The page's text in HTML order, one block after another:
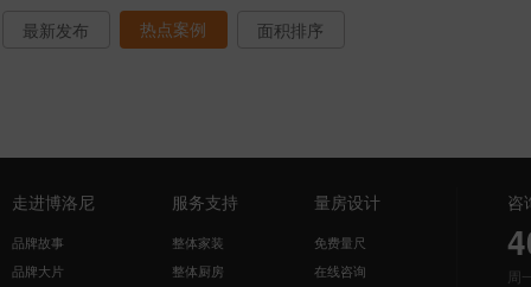
最新发布 热点案例 面积排序
走进博洛尼
品牌故事
品牌大片
服务支持
整体家装
整体厨房
量房设计
免费量尺
在线咨询
咨
周